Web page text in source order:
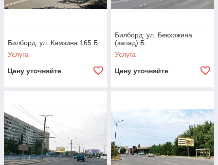
Билборд: ул. Камзина 165 Б
Услуга
Цену уточняйте
Билборд: ул. Бекхожина
(запад) Б
Услуга
Цену уточняйте